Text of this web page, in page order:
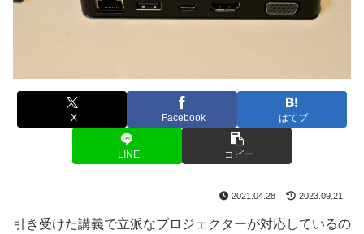
X Facebook はてブ
LINE コピー
2021.04.28 2023.09.21
引き受けた講義で立派なプロジェクターが対応しているの